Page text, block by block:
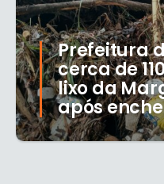
Prefeitura
cerca de
lixo da
após